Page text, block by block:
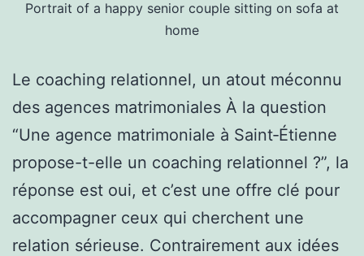
Portrait of a happy senior couple sitting on sofa at
home
Le coaching relationnel, un atout méconnu
des agences matrimoniales À la question
“Une agence matrimoniale à Saint‑Étienne
propose-t-elle un coaching relationnel ?”, la
réponse est oui, et c’est une offre clé pour
accompagner ceux qui cherchent une
relation sérieuse. Contrairement aux idées